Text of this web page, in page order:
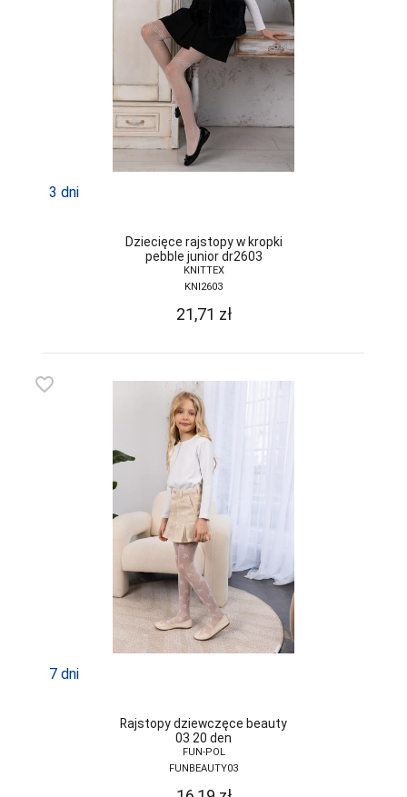
3 dni
Dziecięce rajstopy w kropki
pebble junior dr2603
KNITTEX
KNI2603
21,71 zł
favorite_border
7 dni
Rajstopy dziewczęce beauty
03 20 den
FUN-POL
FUNBEAUTY03